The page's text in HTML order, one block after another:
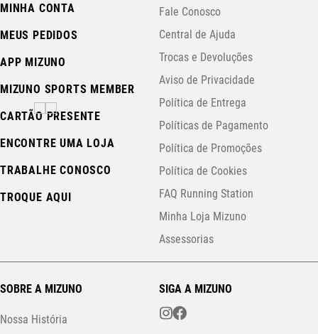
MINHA CONTA
MEUS PEDIDOS
APP MIZUNO
MIZUNO SPORTS MEMBER
CARTÃO PRESENTE
ENCONTRE UMA LOJA
TRABALHE CONOSCO
TROQUE AQUI
Fale Conosco
Central de Ajuda
Trocas e Devoluções
Aviso de Privacidade
Política de Entrega
Políticas de Pagamento
Política de Promoções
Política de Cookies
FAQ Running Station
Minha Loja Mizuno
Assessorias
SOBRE A MIZUNO
Nossa História
SIGA A MIZUNO